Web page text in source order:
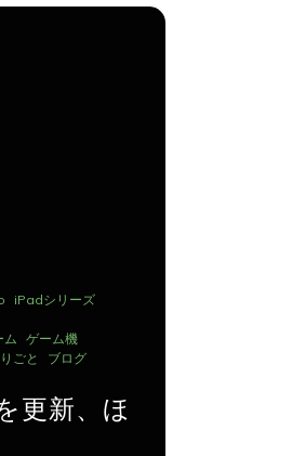
iPadシリーズ
ム
ゲーム機
ごと ブログ
更新、ほ